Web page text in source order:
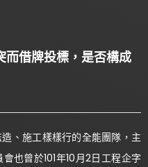
而借牌投標，是否構成
、施工樣樣行的全能團隊，主
也曾於101年10月2日工程企字